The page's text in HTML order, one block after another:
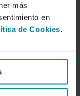
más
en
de Cookies.
de
para